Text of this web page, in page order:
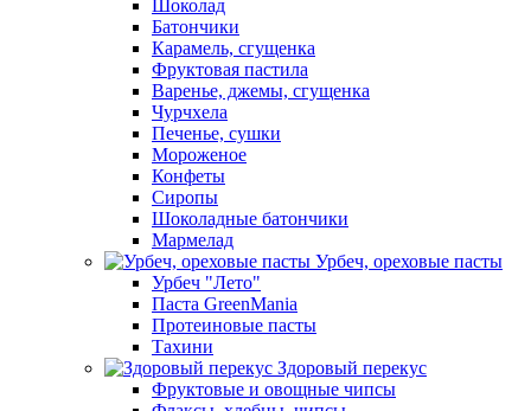
Шоколад
Батончики
Карамель, сгущенка
Фруктовая пастила
Варенье, джемы, сгущенка
Чурчхела
Печенье, сушки
Мороженое
Конфеты
Сиропы
Шоколадные батончики
Мармелад
Урбеч, ореховые пасты
Урбеч "Лето"
Паста GreenMania
Протеиновые пасты
Тахини
Здоровый перекус
Фруктовые и овощные чипсы